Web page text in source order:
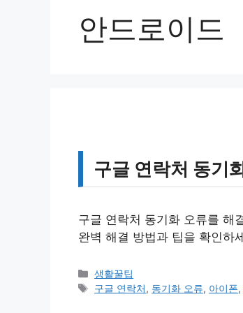
안드로이드
구글 연락처 동기
구글 연락처 동기화 오류를 해
완벽 해결 방법과 팁을 확인하
카
테
생활꿀팁
태
구글 연락처, 동기화 오류, 아이폰,